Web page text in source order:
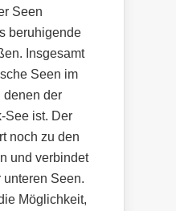
Seen
beruhigende
Insgesamt
Seen im
denen der
See ist. Der
noch zu den
und verbindet
Seen.
Möglichkeit,